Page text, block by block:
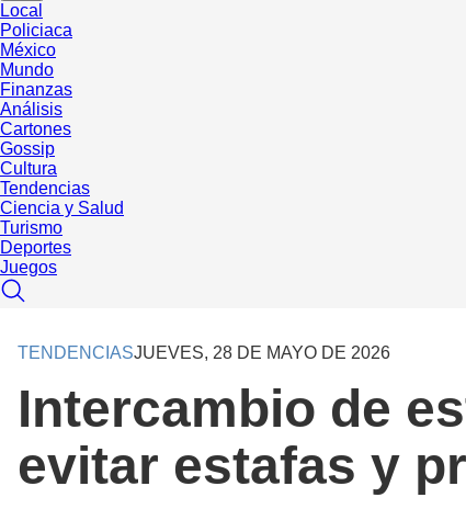
Local
Policiaca
México
Mundo
Finanzas
Análisis
Cartones
Gossip
Cultura
Tendencias
Ciencia y Salud
Turismo
Deportes
Juegos
TENDENCIASJUEVES, 28 DE MAYO DE 2026
Intercambio de
evitar estafas y